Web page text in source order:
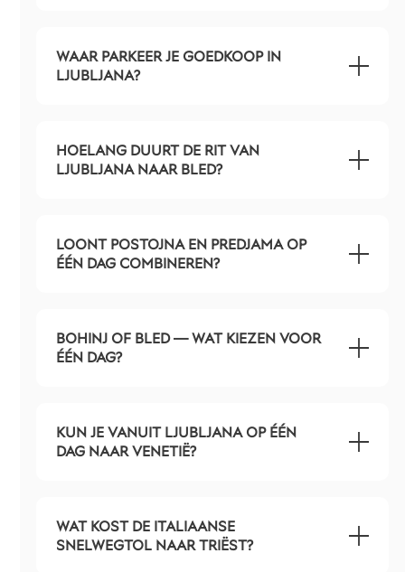
WAAR PARKEER JE GOEDKOOP IN
LJUBLJANA?
HOELANG DUURT DE RIT VAN
LJUBLJANA NAAR BLED?
LOONT POSTOJNA EN PREDJAMA OP
ÉÉN DAG COMBINEREN?
BOHINJ OF BLED — WAT KIEZEN VOOR
ÉÉN DAG?
KUN JE VANUIT LJUBLJANA OP ÉÉN
DAG NAAR VENETIË?
WAT KOST DE ITALIAANSE
SNELWEGTOL NAAR TRIËST?